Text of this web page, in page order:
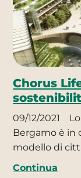
Chorus
09/12/2021
Bergamo è in
modello di
Continua